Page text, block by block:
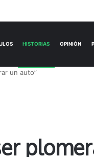
comenzará el miércoles
un auto”